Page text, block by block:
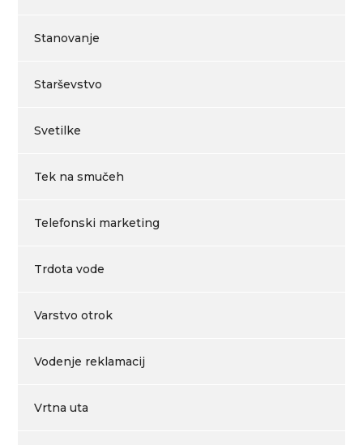
Stanovanje
Starševstvo
Svetilke
Tek na smučeh
Telefonski marketing
Trdota vode
Varstvo otrok
Vodenje reklamacij
Vrtna uta